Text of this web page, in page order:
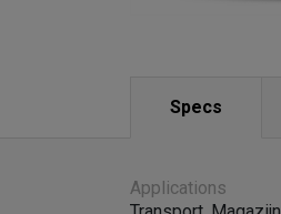
Specs
Applications